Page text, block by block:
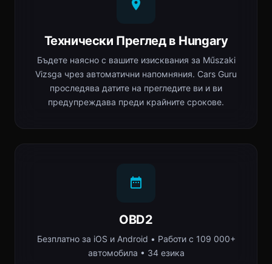
Технически Преглед в Hungary
Бъдете наясно с вашите изисквания за Műszaki
Vizsga чрез автоматични напомняния. Cars Guru
проследява датите на прегледите ви и ви
предупреждава преди крайните срокове.
OBD2
Безплатно за iOS и Android • Работи с 109 000+
автомобила • 34 езика